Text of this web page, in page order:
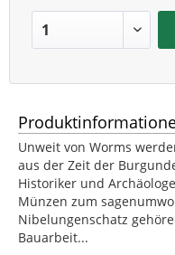
Unweit von Worms
aus der Zeit der
Historiker und
Münzen zum
Nibelungenschatz
Bauarbeit...